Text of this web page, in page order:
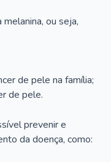
ou seja,
de pele na família;
de pele.
prevenir e
da doença, como: